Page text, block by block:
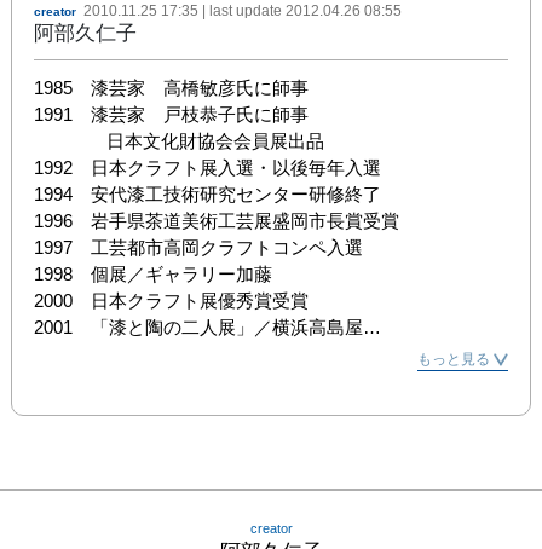
creator 2010.11.25 17:35 | last update 2012.04.26 08:55
阿部久仁子
1985　漆芸家　高橋敏彦氏に師事
1991　漆芸家　戸枝恭子氏に師事
日本文化財協会会員展出品
1992　日本クラフト展入選・以後毎年入選
1994　安代漆工技術研究センター研修終了
1996　岩手県茶道美術工芸展盛岡市長賞受賞
1997　工芸都市高岡クラフトコンペ入選
1998　個展／ギャラリー加藤
2000　日本クラフト展優秀賞受賞
2001　「漆と陶の二人展」／横浜高島屋
全国木芸コンペ「木と暮らしの工芸展」優秀賞受
2004　個展／洋陽社
平成17年度文化庁芸術家在外研修員としてフィンランド留
もっと見る
creator